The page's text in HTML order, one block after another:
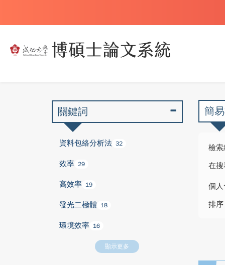
簡
檢
在
個
排序
關鍵詞
資料包絡分析法 32
效率 29
高效率 19
發光二極體 18
環境效率 16
顯示更多